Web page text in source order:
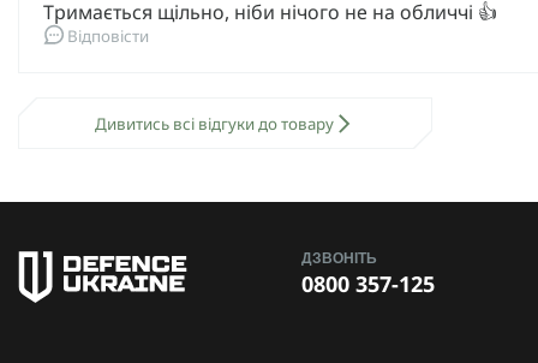
Тримається щільно, ніби нічого не на обличчі 👍
Відповісти
Дивитись всі відгуки до товару
ДЗВОНІТЬ
0800 357-125